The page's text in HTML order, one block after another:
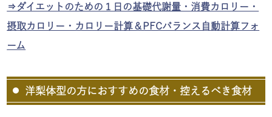
⇒ダイエットのための１日の基礎代謝量・消費カロリー・
摂取カロリー・カロリー計算＆PFCバランス自動計算フォ
ーム
洋梨体型の方におすすめの食材・控えるべき食材